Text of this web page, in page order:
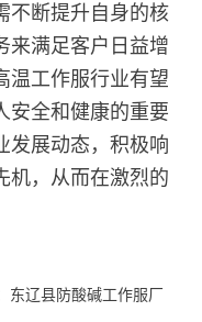
不断提升自身的核
来满足客户日益增
温工作服行业有望
安全和健康的重要
发展动态，积极响
机，从而在激烈的
东辽县防酸碱工作服厂